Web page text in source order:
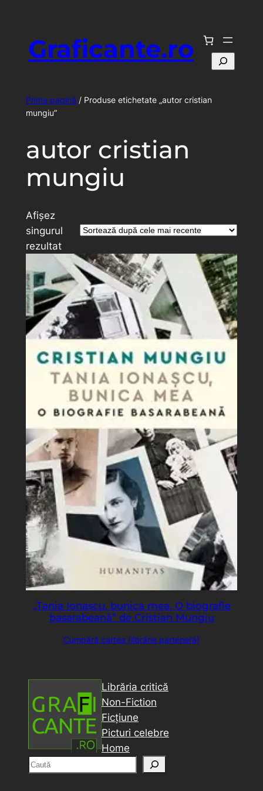
conținutGraficante.ro Caută
Prima pagină / Produse etichetate „autor cristian
mungiu”
autor cristian
mungiu
Afișez
singurul
rezultat
„Tania Ionașcu, bunica mea. O biografie
basarabeană” de Cristian Mungiu
Cumpără cartea (librărie parteneră)
Librăria critică
Non-Fiction
Ficțiune
Picturi celebre
Home
C